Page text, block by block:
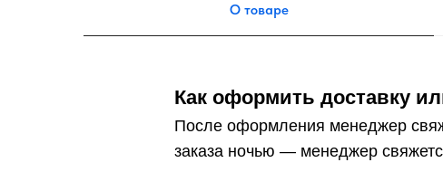
О товаре
Как оформить доставку
После оформления менеджер
заказа ночью — менеджер